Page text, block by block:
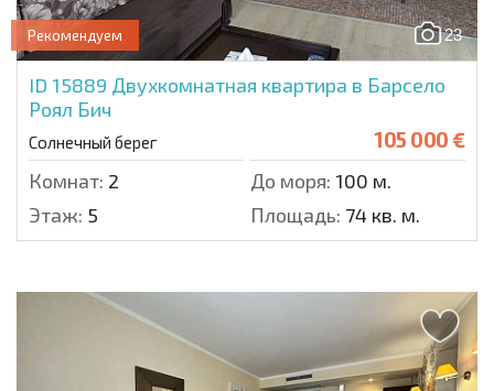
23
Рекомендуем
ID 15889 Двухкомнатная квартира в Барсело
Роял Бич
Солнечный берег 105 000 €
Комнат: 2 До моря: 100 м.
Этаж: 5 Площадь: 74 кв. м.